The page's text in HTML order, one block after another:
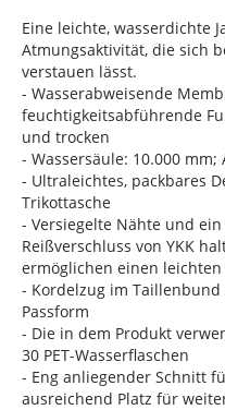
Eine leichte, wasserdichte
Atmungsaktivität, die sich
verstauen lässt.
- Wasserabweisende
feuchtigkeitsabführende
und trocken
- Wassersäule: 10.000
- Ultraleichtes, packbares
Trikottasche
- Versiegelte Nähte und
Reißverschluss von YKK
ermöglichen einen
- Kordelzug im
Passform
- Die in dem Produkt
30 PET-Wasserflaschen
- Eng anliegender Schnitt
ausreichend Platz für